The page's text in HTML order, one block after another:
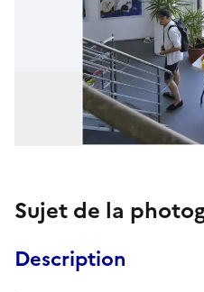
Sujet de la
Description